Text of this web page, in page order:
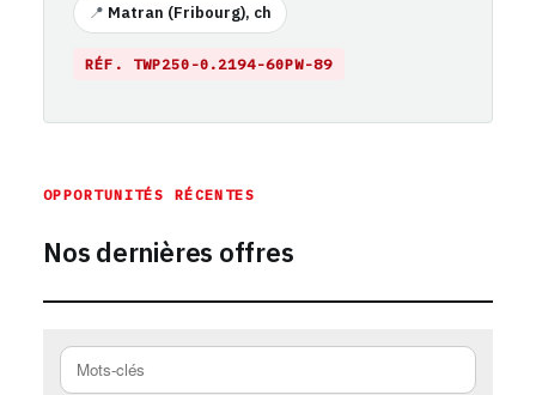
📍 Matran (Fribourg), ch
RÉF. TWP250-0.2194-60PW-89
OPPORTUNITÉS RÉCENTES
Nos dernières offres